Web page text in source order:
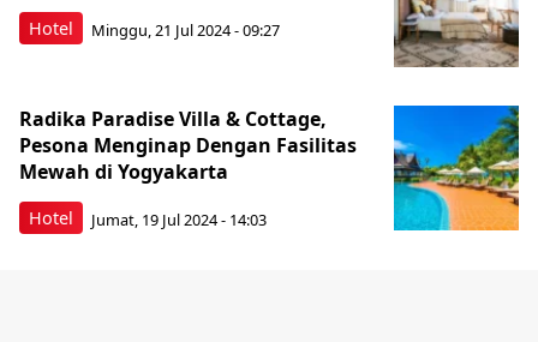
Hotel Minggu, 21 Jul 2024 - 09:27
Hotel
Radika Paradise Villa & Cottage,
Pesona Menginap Dengan Fasilitas
Mewah di Yogyakarta
Jumat, 19 Jul 2024 - 14:03